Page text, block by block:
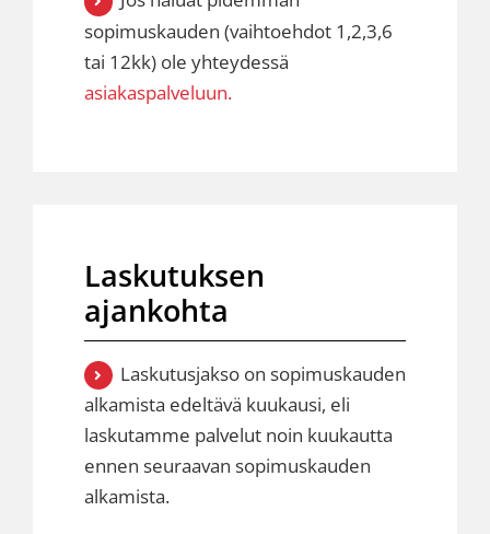
sopimuskauden (vaihtoehdot 1,2,3,6
tai 12kk) ole yhteydessä
asiakaspalveluun.
Laskutuksen
ajankohta
Laskutusjakso on sopimuskauden
alkamista edeltävä kuukausi, eli
laskutamme palvelut noin kuukautta
ennen seuraavan sopimuskauden
alkamista.